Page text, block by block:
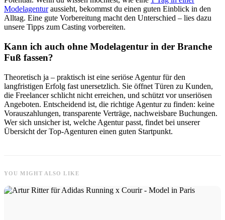
Modelagenturaussieht, bekommst du einen guten Einblick in den
Alltag. Eine gute Vorbereitung macht den Unterschied – lies dazu
unsere Tipps zum Casting vorbereiten.
Kann ich auch ohne Modelagentur in der Branche
Fuß fassen?
Theoretisch ja – praktisch ist eine seriöse Agentur für den
langfristigen Erfolg fast unersetzlich. Sie öffnet Türen zu Kunden,
die Freelancer schlicht nicht erreichen, und schützt vor unseriösen
Angeboten. Entscheidend ist, die richtige Agentur zu finden: keine
Vorauszahlungen, transparente Verträge, nachweisbare Buchungen.
Wer sich unsicher ist, welche Agentur passt, findet bei unserer
Übersicht der Top-Agenturen einen guten Startpunkt.
YOU MIGHT ALSO LIKE